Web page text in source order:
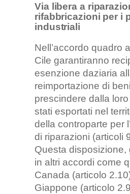
Via libera a
rifabbricazioni per i
industriali
Nell’accordo quadro
Cile garantiranno
esenzione daziaria
reimportazione di
prescindere dalla
stati esportati nel
della controparte per
di riparazioni (articoli
Questa disposizione,
in altri accordi come
Canada (articolo
Giappone (articolo